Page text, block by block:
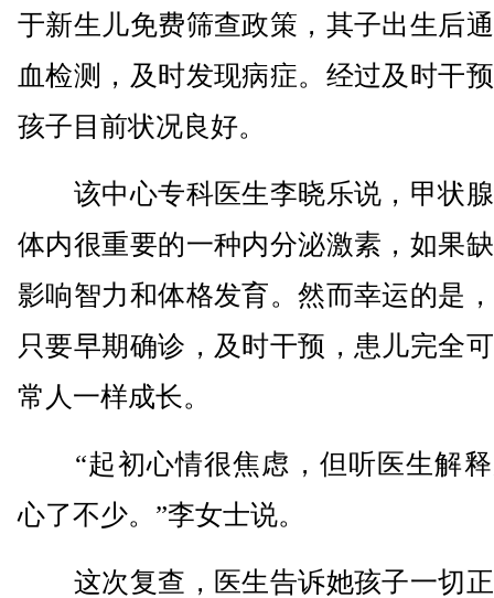
于新生儿免费筛查政策，其子出生后
血检测，及时发现病症。经过及时干
孩子目前状况良好。
该中心专科医生李晓乐说，甲状
体内很重要的一种内分泌激素，如果
影响智力和体格发育。然而幸运的是
只要早期确诊，及时干预，患儿完全
常人一样成长。
“起初心情很焦虑，但听医生解释
心了不少。”李女士说。
这次复查，医生告诉她孩子一切